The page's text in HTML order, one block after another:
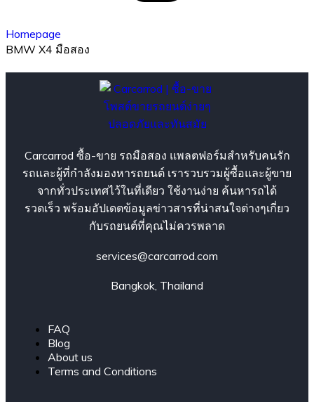
Homepage
BMW X4 มือสอง
Carcarrod ซื้อ-ขาย รถมือสอง แพลตฟอร์มสำหรับคนรัก
รถและผู้ที่กำลังมองหารถยนต์ เรารวบรวมผู้ซื้อและผู้ขาย
จากทั่วประเทศไว้ในที่เดียว ใช้งานง่าย ค้นหารถได้
รวดเร็ว พร้อมอัปเดตข้อมูลข่าวสารที่น่าสนใจต่างๆเกี่ยว
กับรถยนต์ที่คุณไม่ควรพลาด
services@carcarrod.com
Bangkok, Thailand
FAQ
Blog
About us
Terms and Conditions